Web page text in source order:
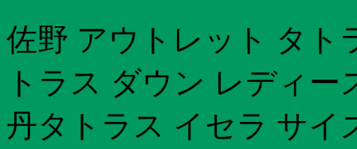
佐野 アウトレット タト
トラス ダウン レディー
丹タトラス イセラ サイ